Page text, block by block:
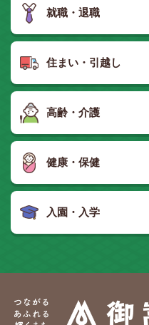
就職・退職
住まい・引越し
高齢・介護
健康・保健
入園・入学